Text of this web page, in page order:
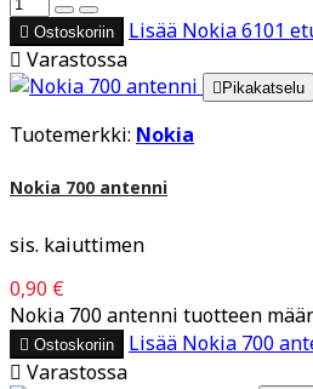
 Ostoskoriin Lisää Nokia 6101
 Varastossa
Pikakatselu
Tuotemerkki: Nokia
Nokia 700 antenni
sis. kaiuttimen
0,90 €
Nokia 700 antenni tuotteen
 Ostoskoriin Lisää Nokia 700
 Varastossa